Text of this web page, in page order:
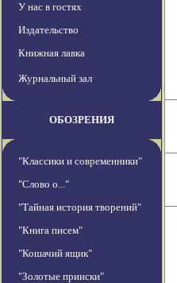
У нас в гостях
Издательство
Книжная лавка
Журнальный зал
ОБОЗРЕНИЯ
"Классики и современники"
"Слово о..."
"Тайная история творений"
"Книга писем"
"Кошачий ящик"
"Золотые прииски"